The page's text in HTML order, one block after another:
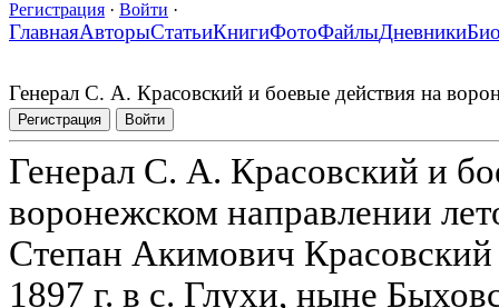
Регистрация · Войти ·
ГлавнаяАвторыСтатьиКнигиФотоФайлыДневники
Генерал С. А. Красовский и боевые действия на
Регистрация Войти
Генерал С. А. Красовский и
воронежском направлении
Степан Акимович Красовский
1897 г. в с. Глухи, ныне